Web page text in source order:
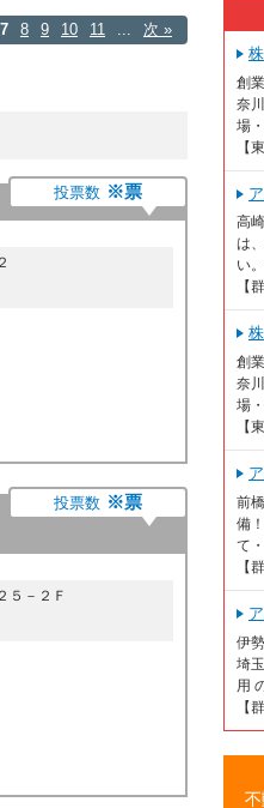
7 8 9 10 11 ... 次 »
投票数 ※票
投票数 ※票
５－２Ｆ
創
奈
場
【
高
は
い
【
創
奈
場
【
前
備
て
【
伊
埼
用
【